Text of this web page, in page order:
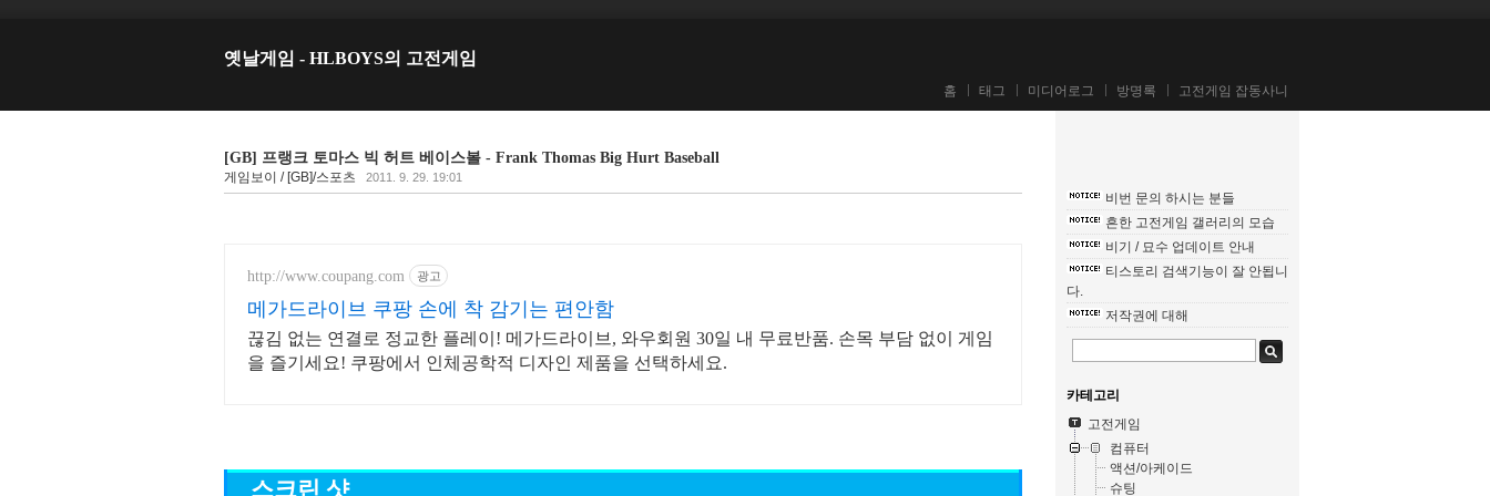
옛날게임 - HLBOYS의 고전게임
홈 태그 미디어로그 방명록 고전게임 잡동사니
[GB] 프랭크 토마스 빅 허트 베이스볼 - Frank Thomas Big Hurt Baseball
게임보이 / [GB]/스포츠 2011. 9. 29. 19:01
http://www.coupang.com 광고
메가드라이브 쿠팡 손에 착 감기는 편안함
끊김 없는 연결로 정교한 플레이! 메가드라이브, 와우회원 30일 내 무료반품. 손목 부담 없이 게임
을 즐기세요! 쿠팡에서 인체공학적 디자인 제품을 선택하세요.
스크린 샷
비번 문의 하시는 분들
흔한 고전게임 갤러리의 모습
비기 / 묘수 업데이트 안내
티스토리 검색기능이 잘 안됩니
다.
저작권에 대해
카테고리
고전게임
컴퓨터
액션/아케이드
슈팅